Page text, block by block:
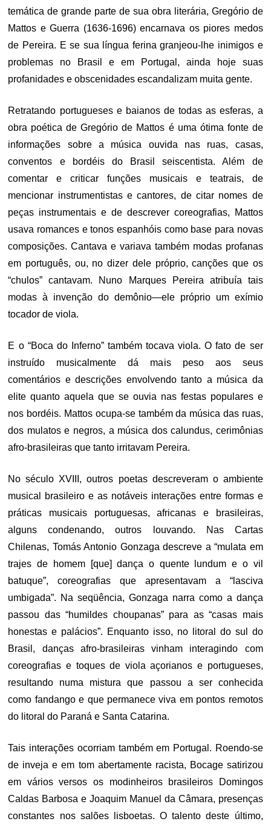
temática de grande parte de sua obra literária, Gregório de
Mattos e Guerra (1636-1696) encarnava os piores medos
de Pereira. E se sua língua ferina granjeou-lhe inimigos e
problemas no Brasil e em Portugal, ainda hoje suas
profanidades e obscenidades escandalizam muita gente.
Retratando portugueses e baianos de todas as esferas, a
obra poética de Gregório de Mattos é uma ótima fonte de
informações sobre a música ouvida nas ruas, casas,
conventos e bordéis do Brasil seiscentista. Além de
comentar e criticar funções musicais e teatrais, de
mencionar instrumentistas e cantores, de citar nomes de
peças instrumentais e de descrever coreografias, Mattos
usava romances e tonos espanhóis como base para novas
composições. Cantava e variava também modas profanas
em português, ou, no dizer dele próprio, canções que os
“chulos” cantavam. Nuno Marques Pereira atribuía tais
modas à invenção do demônio—ele próprio um exímio
tocador de viola.
E o “Boca do Inferno” também tocava viola. O fato de ser
instruído musicalmente dá mais peso aos seus
comentários e descrições envolvendo tanto a música da
elite quanto aquela que se ouvia nas festas populares e
nos bordéis. Mattos ocupa-se também da música das ruas,
dos mulatos e negros, a música dos calundus, cerimônias
afro-brasileiras que tanto irritavam Pereira.
No século XVIII, outros poetas descreveram o ambiente
musical brasileiro e as notáveis interações entre formas e
práticas musicais portuguesas, africanas e brasileiras,
alguns condenando, outros louvando. Nas Cartas
Chilenas, Tomás Antonio Gonzaga descreve a “mulata em
trajes de homem [que] dança o quente lundum e o vil
batuque”, coreografias que apresentavam a “lasciva
umbigada”. Na seqüência, Gonzaga narra como a dança
passou das “humildes choupanas” para as “casas mais
honestas e palácios”. Enquanto isso, no litoral do sul do
Brasil, danças afro-brasileiras vinham interagindo com
coreografias e toques de viola açorianos e portugueses,
resultando numa mistura que passou a ser conhecida
como fandango e que permanece viva em pontos remotos
do litoral do Paraná e Santa Catarina.
Tais interações ocorriam também em Portugal. Roendo-se
de inveja e em tom abertamente racista, Bocage satirizou
em vários versos os modinheiros brasileiros Domingos
Caldas Barbosa e Joaquim Manuel da Câmara, presenças
constantes nos salões lisboetas. O talento deste último,